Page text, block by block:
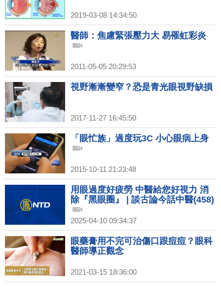
2019-03-08 14:34:50
醫師：焦慮緊張壓力大 易罹虹彩炎
2011-05-05 20:29:53
視野漸漸變窄？恐是青光眼視野缺損
2017-11-27 16:45:50
「眼忙族」過度玩3C 小心眼病上身
2015-10-11 21:23:48
用眼過度好疲勞 中醫給您好視力 消
除『黑眼圈』 | 談古論今話中醫(458)
2025-04-10 09:34:37
眼藥膏用不完可治傷口跟痘痘？眼科
醫師導正觀念
2021-03-15 18:36:00